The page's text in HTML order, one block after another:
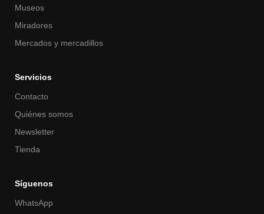
Museos
Miradores
Mercados y mercadillos
Servicios
Contacto
Quiénes somos
Newsletter
Tienda
Síguenos
WhatsApp